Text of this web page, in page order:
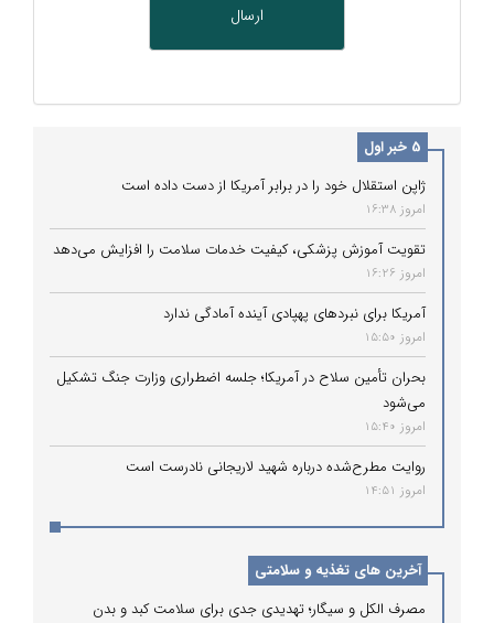
5 خبر اول
ژاپن استقلال خود را در برابر آمریکا از دست داده است
امروز 16:38
تقویت آموزش پزشکی، کیفیت خدمات سلامت را افزایش می‌دهد
امروز 16:26
آمریکا برای نبردهای پهپادی آینده آمادگی ندارد
امروز 15:50
بحران تأمین سلاح در آمریکا؛ جلسه اضطراری وزارت جنگ تشکیل
می‌شود
امروز 15:40
روایت مطرح‌شده درباره شهید لاریجانی نادرست است
امروز 14:51
آخرین های تغذیه و سلامتی
مصرف الکل و سیگار؛ تهدیدی جدی برای سلامت کبد و بدن